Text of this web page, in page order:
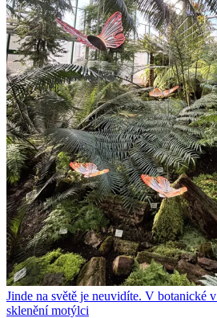
Jinde na světě je neuvidíte. V botanické
sklenění motýlci